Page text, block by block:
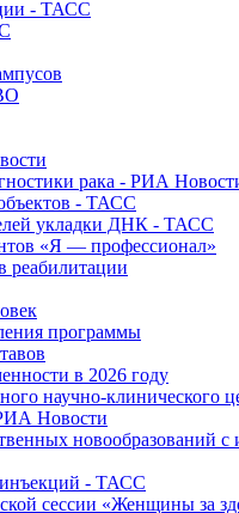
- ТАСС
рака - РИА
- ТАСС
укладки ДНК - ТАСС
«Я — профессионал»
реабилитации
программы
в 2026 году
научно-клинического
Новости
новообразований с
инъекций - ТАСС
сессии «Женщины за